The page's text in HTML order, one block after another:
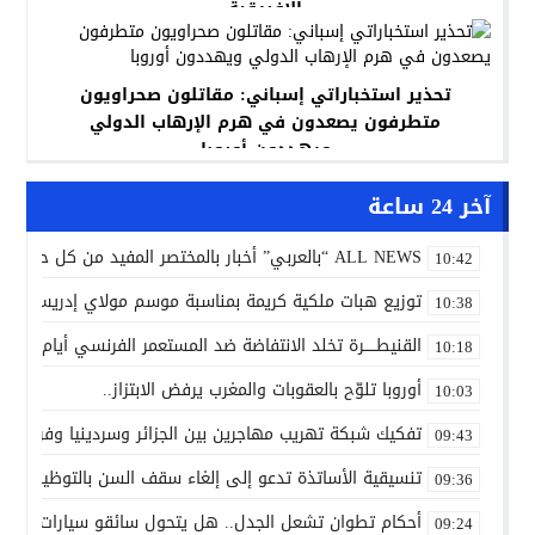
الإفريقية
تحذير استخباراتي إسباني: مقاتلون صحراويون
متطرفون يصعدون في هرم الإرهاب الدولي
ويهددون أوروبا
آخر 24 ساعة
10:42 ALL NEWS “بالعربي” أخبار بالمختصر المفيد من كل حدب وصوب
10:38 توزيع هبات ملكية كريمة بمناسبة موسم مولاي إدريس
10:18 القنيطـــــرة تخلد الانتفاضة ضد المستعمر الفرنسي أيام 7 و8 و9 غشت 1954.
10:03 أوروبا تلوّح بالعقوبات والمغرب يرفض الابتزاز..
09:43 تفكيك شبكة تهريب مهاجرين بين الجزائر وسردينيا وفرنسا
09:36 تنسيقية الأساتذة تدعو إلى إلغاء سقف السن بالتوظيف
09:24 أحكام تطوان تشعل الجدل.. هل يتحول سائقو سيارات